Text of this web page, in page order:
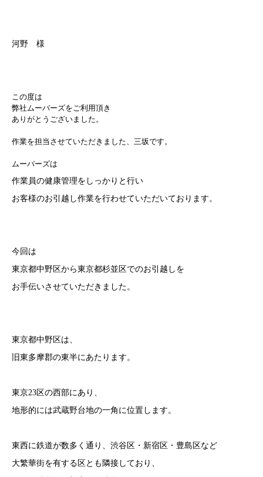
河野 様
この度は
弊社ムーバーズをご利用頂き
ありがとうございました。
作業を担当させていただきました、三坂です。
ムーバーズは
作業員の健康管理をしっかりと行い
お客様のお引越し作業を行わせていただいております。
今回は
東京都中野区から東京都杉並区でのお引越しを
お手伝いさせていただきました。
東京都中野区は、
旧東多摩郡の東半にあたります。
東京23区の西部にあり、
地形的には武蔵野台地の一角に位置します。
東西に鉄道が数多く通り、渋谷区・新宿区・豊島区など
大繁華街を有する区とも隣接しており、